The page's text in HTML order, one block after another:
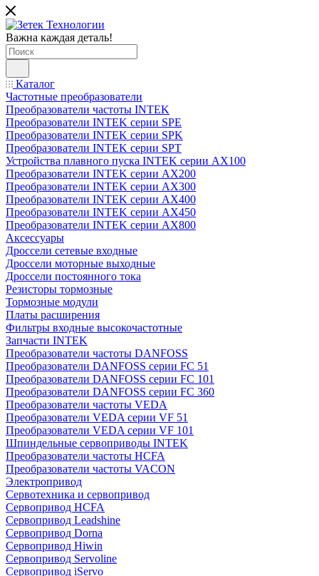
Важна каждая деталь!
Каталог
Частотные преобразователи
Преобразователи частоты INTEK
Преобразователи INTEK серии SPE
Преобразователи INTEK серии SPK
Преобразователи INTEK серии SPT
Устройства плавного пуска INTEK серии AX100
Преобразователи INTEK серии AX200
Преобразователи INTEK серии AX300
Преобразователи INTEK серии AX400
Преобразователи INTEK серии AX450
Преобразователи INTEK серии AX800
Аксессуары
Дроссели сетевые входные
Дроссели моторные выходные
Дроссели постоянного тока
Резисторы тормозные
Тормозные модули
Платы расширения
Фильтры входные высокочастотные
Запчасти INTEK
Преобразователи частоты DANFOSS
Преобразователи DANFOSS серии FC 51
Преобразователи DANFOSS серии FC 101
Преобразователи DANFOSS серии FC 360
Преобразователи частоты VEDA
Преобразователи VEDA серии VF 51
Преобразователи VEDA серии VF 101
Шпиндельные сервоприводы INTEK
Преобразователи частоты HCFA
Преобразователи частоты VACON
Электропривод
Сервотехника и сервопривод
Сервопривод HCFA
Сервопривод Leadshine
Сервопривод Dorna
Сервопривод Hiwin
Сервопривод Servoline
Сервопривод iServo